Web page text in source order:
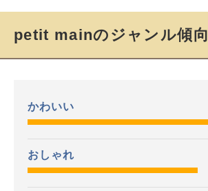
petit mainのジャンル傾向
かわいい
おしゃれ